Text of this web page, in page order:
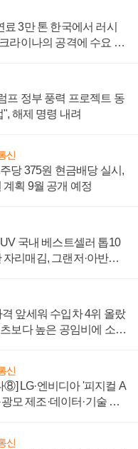
료 3만 톤 한국에서 러시
라이나의 공격에 수요 늘
프 정부 풍력 프로젝트 동
해제 명령 내려
신
당 375원 현금배당 실시,
획 9월 공개 예정
국내 베스트셀러 톱10
리매김, 그랜저·아반떼
앞세워 수입차 4위 올랐
보다 높은 공임비에 소비
신
⑧] LG·엔비디아 '피지컬 A
모 제조·데이터·기술 결
신